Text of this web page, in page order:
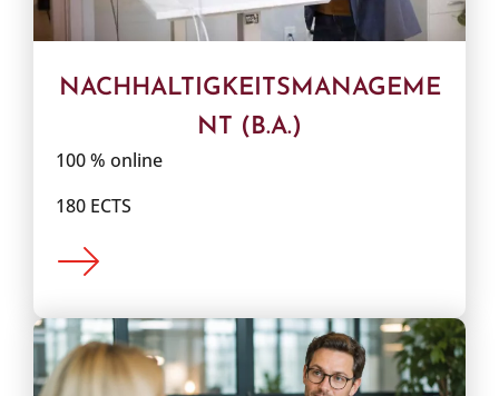
NACHHALTIGKEITSMANAGEME
NT (B.A.)
100 % online
180 ECTS